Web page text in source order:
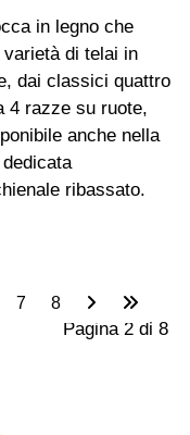
in legno che
varietà di telai in
dai classici quattro
4 razze su ruote,
anche nella
ribassato.
Pagina 2 di 8
7 8